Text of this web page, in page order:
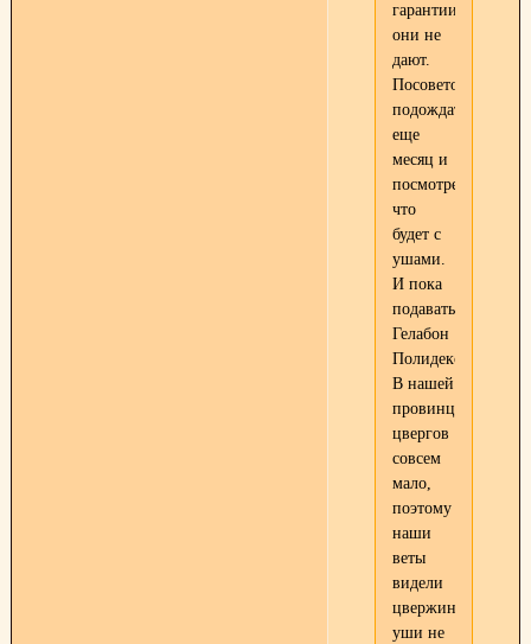
гарантии
они не
дают.
Посоветовали
подождать
еще
месяц и
посмотреть,
что
будет с
ушами.
И пока
подавать
Гелабон
Полидекс.
В нашей
провинции
цвергов
совсем
мало,
поэтому
наши
веты
видели
цвержиные
уши не